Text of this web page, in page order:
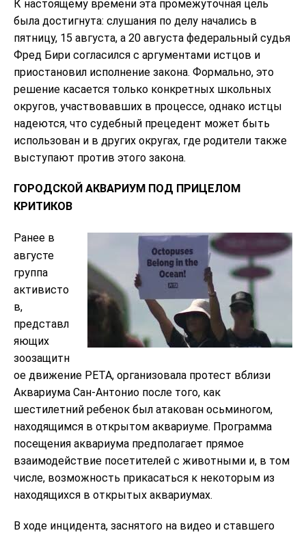
К настоящему времени эта промежуточная цель
была достигнута: слушания по делу начались в
пятницу, 15 августа, а 20 августа федеральный судья
Фред Бири согласился с аргументами истцов и
приостановил исполнение закона. Формально, это
решение касается только конкретных школьных
округов, участвовавших в процессе, однако истцы
надеются, что судебный прецедент может быть
использован и в других округах, где родители также
выступают против этого закона.
ГОРОДСКОЙ АКВАРИУМ ПОД ПРИЦЕЛОМ
КРИТИКОВ
Ранее в
августе
группа
активисто
в,
представл
яющих
зоозащитн
ое движение PETA, организовала протест вблизи
Аквариума Сан-Антонио после того, как
шестилетний ребенок был атакован осьминогом,
находящимся в открытом аквариуме. Программа
посещения аквариума предполагает прямое
взаимодействие посетителей с животными и, в том
числе, возможность прикасаться к некоторым из
находящихся в открытых аквариумах.
В ходе инцидента, заснятого на видео и ставшего